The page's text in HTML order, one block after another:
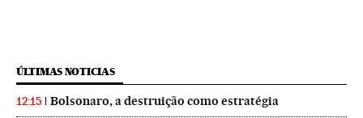
ÚLTIMAS NOTICIAS
12:15 Bolsonaro, a destruição como estratégia